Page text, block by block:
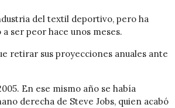
del textil deportivo, pero ha
ser peor hace unos meses.
retirar sus proyecciones anuales ante
En ese mismo año se había
derecha de Steve Jobs, quien acabó